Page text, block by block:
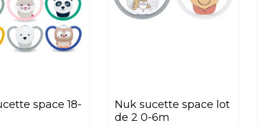
nuk sucette space lot
de 2 0-6m